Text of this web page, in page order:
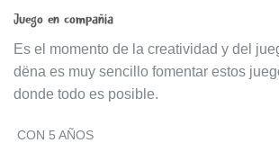
Juego en compañía
Es el momento de la creatividad y del
dëna es muy sencillo fomentar estos
donde todo es posible.
CON 5 AÑOS